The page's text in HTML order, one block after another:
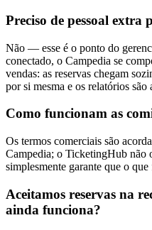
Preciso de pessoal extra
Não — esse é o ponto do
conectado, o Campedia se
vendas: as reservas chegam
por si mesma e os relatórios são
Como funcionam as
Os termos comerciais são
Campedia; o TicketingHub não
simplesmente garante que o
Aceitamos reservas na
ainda funciona?